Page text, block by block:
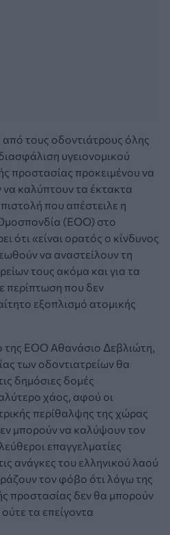
από τους οδοντιάτρους όλης
υγειονομικού
προστασίας προκειμένου να
καλύπτουν τα έκτακτα
που απέστειλε η
(ΕΟΟ) στο
ότι «είναι ορατός ο κίνδυνος
να αναστείλουν τη
τους ακόμα και για τα
περίπτωση που δεν
εξοπλισμό ατομικής
ΕΟΟ Αθανάσιο Δεβλιώτη,
των οδοντιατρείων θα
δημόσιες δομές
χάος, αφού οι
περίθαλψης της χώρας
μπορούν να καλύψουν τον
επαγγελματίες
ανάγκες του ελληνικού λαού
τον φόβο ότι λόγω της
προστασίας δεν θα μπορούν
τα επείγοντα